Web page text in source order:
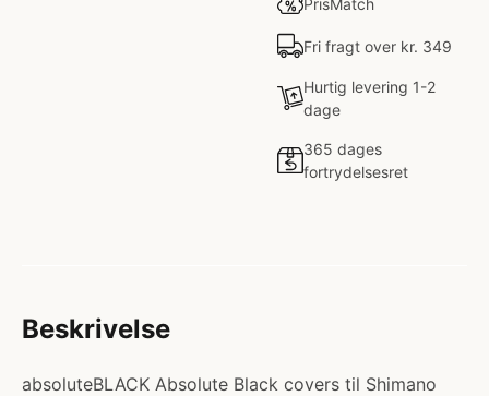
Fri fragt over kr. 349
Hurtig levering 1-2
dage
365 dages
fortrydelsesret
Beskrivelse
absoluteBLACK Absolute Black covers til Shimano